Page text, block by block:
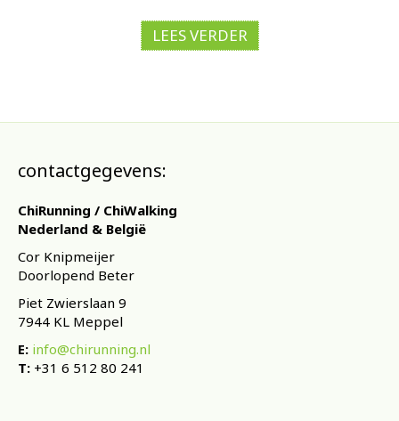
LEES VERDER
contactgegevens:
ChiRunning / ChiWalking
Nederland & België
Cor Knipmeijer
Doorlopend Beter
Piet Zwierslaan 9
7944 KL Meppel
E: info@chirunning.nl
T: +31 6 512 80 241